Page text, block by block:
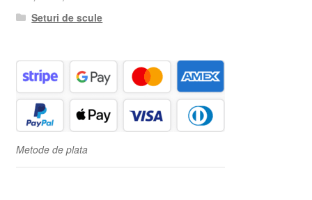
Seturi de scule
Metode de plata